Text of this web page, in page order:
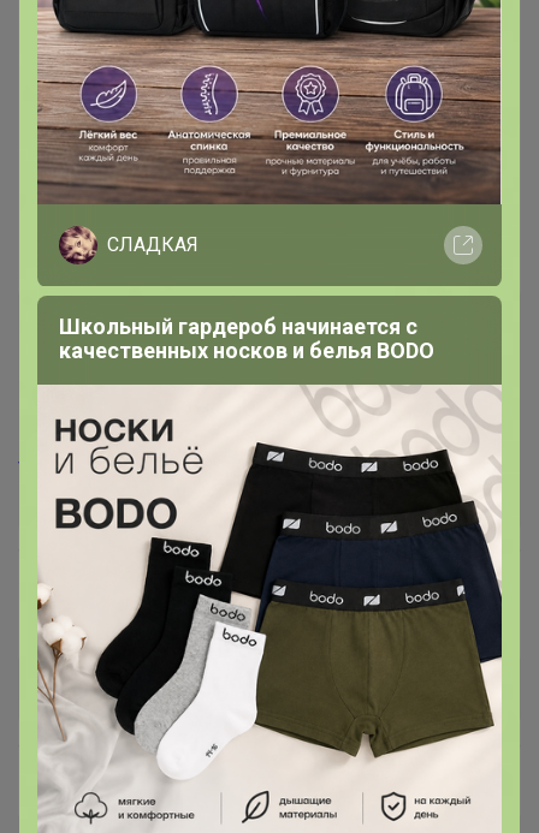
===================================
Если у вас был НЕДОСЫЛ или есть
переплата из другой моей закупки,
указывайте об этом здесь:
СЛАДКАЯ
Школьный гардероб начинается с
качественных носков и белья BODO